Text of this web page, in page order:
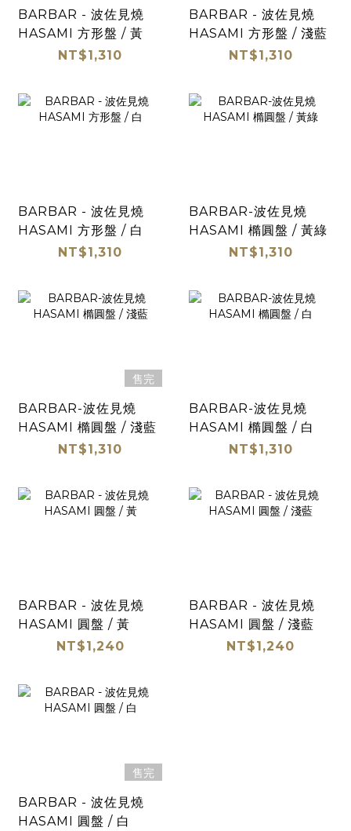
BARBAR - 波佐見燒
HASAMI 方形盤 / 黃
NT$1,310
BARBAR - 波佐見燒
HASAMI 方形盤 / 淺藍
NT$1,310
BARBAR - 波佐見燒
HASAMI 方形盤 / 白
NT$1,310
BARBAR-波佐見燒
HASAMI 橢圓盤 / 黃綠
NT$1,310
售完
BARBAR-波佐見燒
HASAMI 橢圓盤 / 淺藍
NT$1,310
BARBAR-波佐見燒
HASAMI 橢圓盤 / 白
NT$1,310
BARBAR - 波佐見燒
HASAMI 圓盤 / 黃
NT$1,240
BARBAR - 波佐見燒
HASAMI 圓盤 / 淺藍
NT$1,240
售完
BARBAR - 波佐見燒
HASAMI 圓盤 / 白